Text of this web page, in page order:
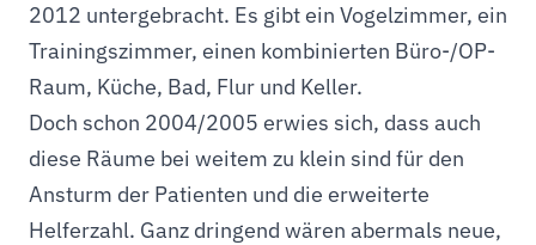
2012 untergebracht. Es gibt ein Vogelzimmer, ein
Trainingszimmer, einen kombinierten Büro-/OP-
Raum, Küche, Bad, Flur und Keller.
Doch schon 2004/2005 erwies sich, dass auch
diese Räume bei weitem zu klein sind für den
Ansturm der Patienten und die erweiterte
Helferzahl. Ganz dringend wären abermals neue,